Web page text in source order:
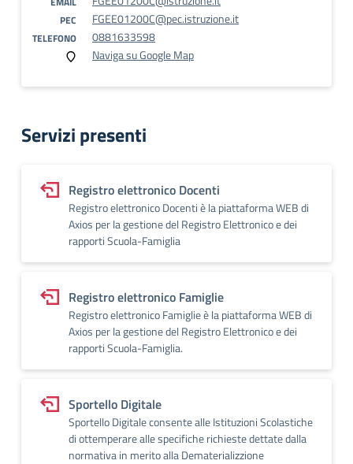
PEC FGEE01200C@pec.istruzione.it
TELEFONO
0881633598
Naviga su Google Map
Servizi presenti
Registro elettronico Docenti
Registro elettronico Docenti è la piattaforma WEB di
Axios per la gestione del Registro Elettronico e dei
rapporti Scuola-Famiglia
Registro elettronico Famiglie
Registro elettronico Famiglie è la piattaforma WEB di
Axios per la gestione del Registro Elettronico e dei
rapporti Scuola-Famiglia.
Sportello Digitale
Sportello Digitale consente alle Istituzioni Scolastiche
di ottemperare alle specifiche richieste dettate dalla
normativa in merito alla Dematerializzione